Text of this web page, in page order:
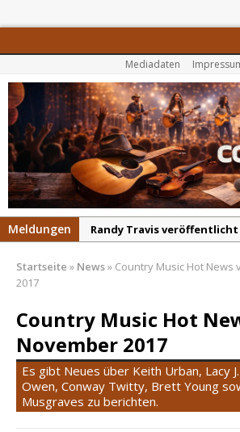
Mediadaten
Meldungen
Randy Travis veröffentlicht
Danke für Euer Vertrauen:
Kacey Musgraves entführt
Video zu „Mexico Honey“
Carter Faith mit
„Pearl Handled Pistol“
Son Volt – „Sound Signal
Startseite » News» Country Music Hot News
2017
Country Music Hot
November 2017
Es gibt Neues über Keith Urban, Lacy
Owen, Conway Twitty, Brett Young
Musgraves zu berichten.